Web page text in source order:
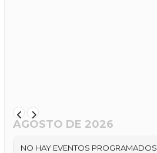
AGOSTO DE 2026
NO HAY EVENTOS PROGRAMADOS